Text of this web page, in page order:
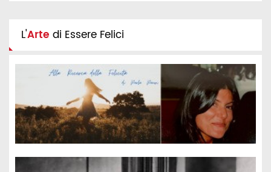
L'Arte di Essere Felici